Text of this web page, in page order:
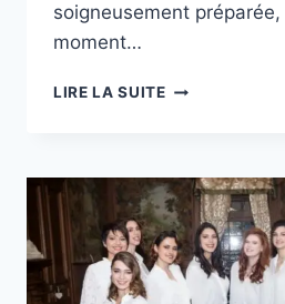
soigneusement
moment…
LIRE LA SUITE